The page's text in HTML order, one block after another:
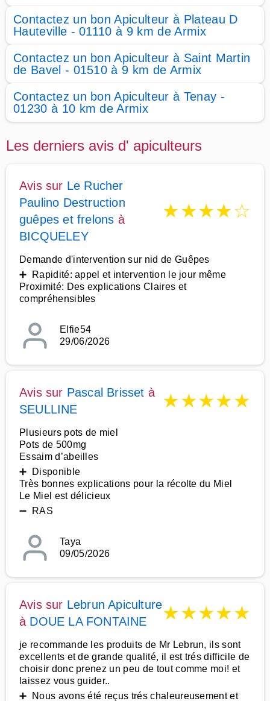
Contactez un bon Apiculteur à Plateau D
Hauteville - 01110 à 9 km de Armix
Contactez un bon Apiculteur à Saint Martin
de Bavel - 01510 à 9 km de Armix
Contactez un bon Apiculteur à Tenay -
01230 à 10 km de Armix
Les derniers avis d' apiculteurs
Avis sur Le Rucher
Paulino Destruction
guêpes et frelons à
BICQUELEY
★★★★☆
Demande d'intervention sur nid de Guêpes
➕ Rapidité: appel et intervention le jour même
Proximité: Des explications Claires et
compréhensibles
Elfie54
29/06/2026
Avis sur Pascal Brisset à
SEULLINE
★★★★★
Plusieurs pots de miel
Pots de 500mg
Essaim d’abeilles
➕ Disponible
Très bonnes explications pour la récolte du Miel
Le Miel est délicieux
➖ RAS
Taya
09/05/2026
Avis sur Lebrun Apiculture
à DOUE LA FONTAINE ★★★★★
je recommande les produits de Mr Lebrun, ils sont
excellents et de grande qualité, il est trés difficile de
choisir donc prenez un peu de tout comme moi! et
laissez vous guider..
➕ Nous avons été reçus trés chaleureusement et